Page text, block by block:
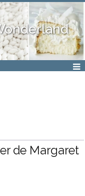
de Margaret